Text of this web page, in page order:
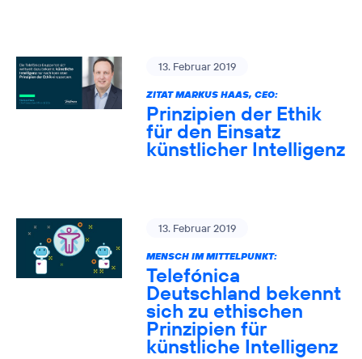
13. Februar 2019
ZITAT MARKUS HAAS, CEO:
Prinzipien der Ethik
für den Einsatz
künstlicher Intelligenz
13. Februar 2019
MENSCH IM MITTELPUNKT:
Telefónica
Deutschland bekennt
sich zu ethischen
Prinzipien für
künstliche Intelligenz